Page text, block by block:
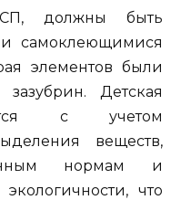
должны быть
самоклеющимися
элементов были
Детская
с учетом
веществ,
нормам и
экологичности, что